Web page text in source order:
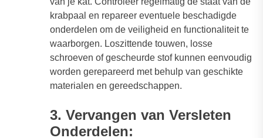
krabpaal en repareer eventuele beschadigde
onderdelen om de veiligheid en functionaliteit te
waarborgen. Loszittende touwen, losse
schroeven of gescheurde stof kunnen eenvoudig
worden gerepareerd met behulp van geschikte
materialen en gereedschappen.
3. Vervangen van Versleten
Onderdelen: